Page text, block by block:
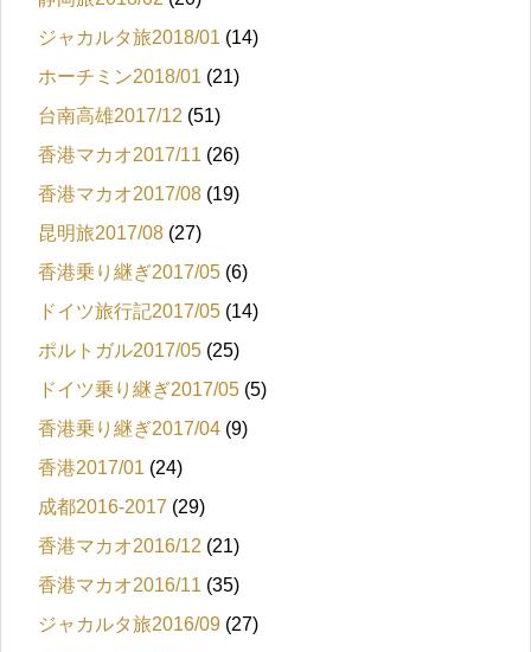
ジャカルタ旅2018/01 (14)
ホーチミン2018/01 (21)
台南高雄2017/12 (51)
香港マカオ2017/11 (26)
香港マカオ2017/08 (19)
昆明旅2017/08 (27)
香港乗り継ぎ2017/05 (6)
ドイツ旅行記2017/05 (14)
ポルトガル2017/05 (25)
ドイツ乗り継ぎ2017/05 (5)
香港乗り継ぎ2017/04 (9)
香港2017/01 (24)
成都2016-2017 (29)
香港マカオ2016/12 (21)
香港マカオ2016/11 (35)
ジャカルタ旅2016/09 (27)